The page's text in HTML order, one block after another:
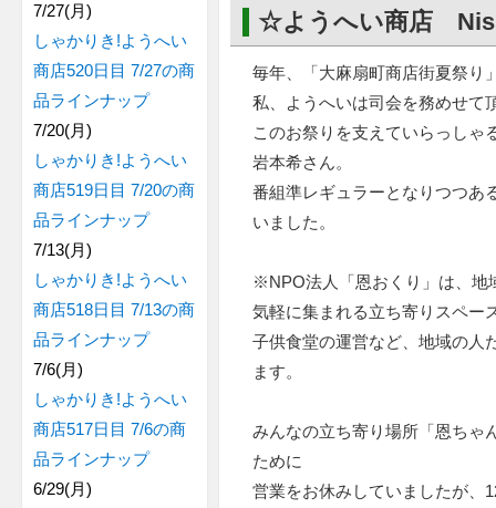
☆ようへい商店
毎年、「大麻扇町商店街夏祭り
私、ようへいは司会を務めせて
このお祭りを支えていらっしゃ
岩本希さん。
番組準レギュラーとなりつつあ
いました。
※NPO法人「恩おくり」は、地
気軽に集まれる立ち寄りスペー
子供食堂の運営など、地域の人
ます。
みんなの立ち寄り場所「恩ちゃ
ために
営業をお休みしていましたが、
7/27(月)
しゃかりき!ようへい
商店520日目 7/27の商
品ラインナップ
7/20(月)
しゃかりき!ようへい
商店519日目 7/20の商
品ラインナップ
7/13(月)
しゃかりき!ようへい
商店518日目 7/13の商
品ラインナップ
7/6(月)
しゃかりき!ようへい
商店517日目 7/6の商
品ラインナップ
6/29(月)